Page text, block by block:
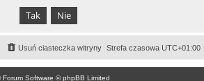
Strefa czasowa UTC+01:00
Usuń ciasteczka witryny
Forum Software © phpBB Limited